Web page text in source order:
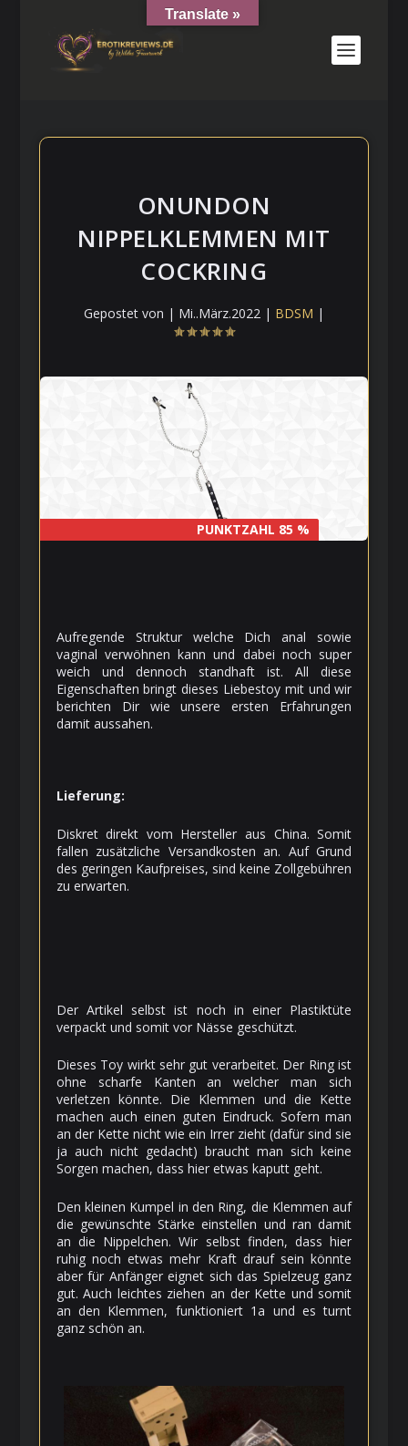
ONUNDON
NIPPELKLEMMEN MIT
COCKRING
Gepostet von | Mi..März.2022 | BDSM |
PUNKTZAHL 85 %
PUNKTZAHL 85 %
Aufregende Struktur welche Dich anal sowie
vaginal verwöhnen kann und dabei noch super
weich und dennoch standhaft ist. All diese
Eigenschaften bringt dieses Liebestoy mit und wir
berichten Dir wie unsere ersten Erfahrungen
damit aussahen.
Lieferung:
Diskret direkt vom Hersteller aus China. Somit
fallen zusätzliche Versandkosten an. Auf Grund
des geringen Kaufpreises, sind keine Zollgebühren
zu erwarten.
Der Artikel selbst ist noch in einer Plastiktüte
verpackt und somit vor Nässe geschützt.
Dieses Toy wirkt sehr gut verarbeitet. Der Ring ist
ohne scharfe Kanten an welcher man sich
verletzen könnte. Die Klemmen und die Kette
machen auch einen guten Eindruck. Sofern man
an der Kette nicht wie ein Irrer zieht (dafür sind sie
ja auch nicht gedacht) braucht man sich keine
Sorgen machen, dass hier etwas kaputt geht.
Den kleinen Kumpel in den Ring, die Klemmen auf
die gewünschte Stärke einstellen und ran damit
an die Nippelchen. Wir selbst finden, dass hier
ruhig noch etwas mehr Kraft drauf sein könnte
aber für Anfänger eignet sich das Spielzeug ganz
gut. Auch leichtes ziehen an der Kette und somit
an den Klemmen, funktioniert 1a und es turnt
ganz schön an.
Translate »